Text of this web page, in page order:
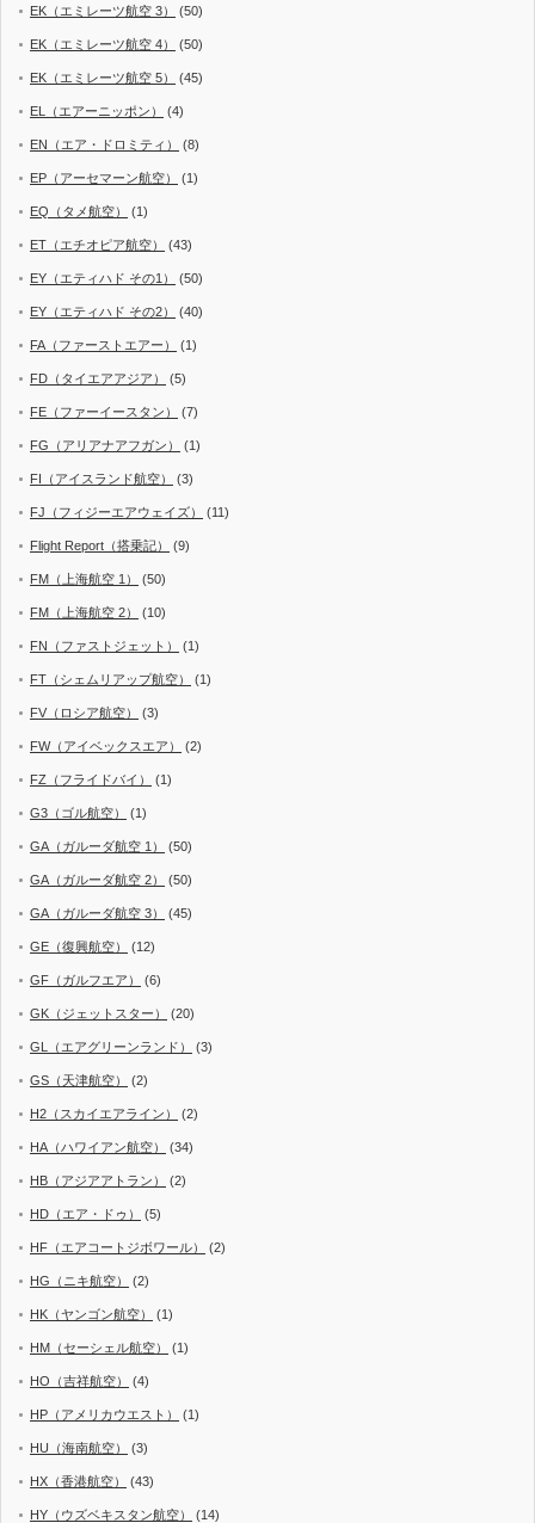
EK（エミレーツ航空 3） (50)
EK（エミレーツ航空 4） (50)
EK（エミレーツ航空 5） (45)
EL（エアーニッポン） (4)
EN（エア・ドロミティ） (8)
EP（アーセマーン航空） (1)
EQ（タメ航空） (1)
ET（エチオピア航空） (43)
EY（エティハド その1） (50)
EY（エティハド その2） (40)
FA（ファーストエアー） (1)
FD（タイエアアジア） (5)
FE（ファーイースタン） (7)
FG（アリアナアフガン） (1)
FI（アイスランド航空） (3)
FJ（フィジーエアウェイズ） (11)
Flight Report（搭乗記） (9)
FM（上海航空 1） (50)
FM（上海航空 2） (10)
FN（ファストジェット） (1)
FT（シェムリアップ航空） (1)
FV（ロシア航空） (3)
FW（アイベックスエア） (2)
FZ（フライドバイ） (1)
G3（ゴル航空） (1)
GA（ガルーダ航空 1） (50)
GA（ガルーダ航空 2） (50)
GA（ガルーダ航空 3） (45)
GE（復興航空） (12)
GF（ガルフエア） (6)
GK（ジェットスター） (20)
GL（エアグリーンランド） (3)
GS（天津航空） (2)
H2（スカイエアライン） (2)
HA（ハワイアン航空） (34)
HB（アジアアトラン） (2)
HD（エア・ドゥ） (5)
HF（エアコートジボワール） (2)
HG（ニキ航空） (2)
HK（ヤンゴン航空） (1)
HM（セーシェル航空） (1)
HO（吉祥航空） (4)
HP（アメリカウエスト） (1)
HU（海南航空） (3)
HX（香港航空） (43)
HY（ウズベキスタン航空） (14)